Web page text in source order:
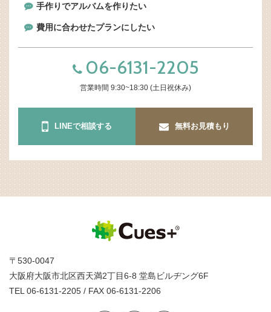
手作りでアルバムを作りたい
費用に合わせたプランにしたい
06-6131-2205
営業時間 9:30~18:30 (土日祝休み)
LINEで相談する 無料お見積もり
〒530-0047
大阪府大阪市北区西天満2丁目6-8 堂島ビルヂング6F
TEL 06-6131-2205 / FAX 06-6131-2206